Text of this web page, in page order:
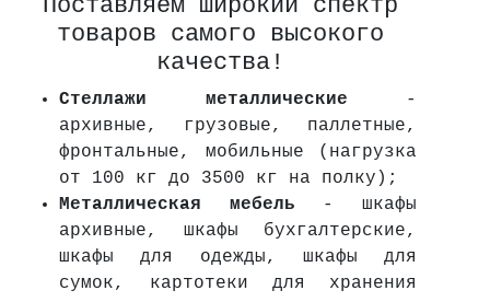
Поставляем широкий спектр
товаров самого высокого
качества!
Стеллажи металлические -
архивные, грузовые, паллетные,
фронтальные, мобильные (нагрузка
от 100 кг до 3500 кг на полку);
Металлическая мебель - шкафы
архивные, шкафы бухгалтерские,
шкафы для одежды, шкафы для
сумок, картотеки для хранения